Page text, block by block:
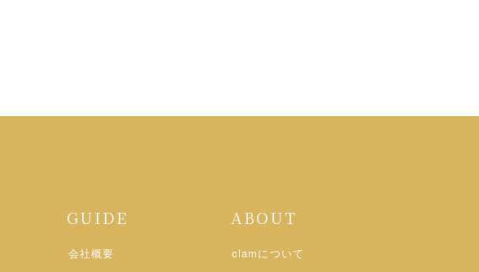
GUIDE
会社概要
ABOUT
clamについて